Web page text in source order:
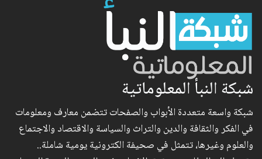
شبكة النبأ المعلوماتية
شبكة واسعة متعددة الأبواب والصفحات تتضمن معارف ومعلومات
في الفكر والثقافة والدين والتراث والسياسة والاقتصاد والاجتماع
والعلوم وغيرها، تتمثل في صحيفة الكترونية يومية شاملة..